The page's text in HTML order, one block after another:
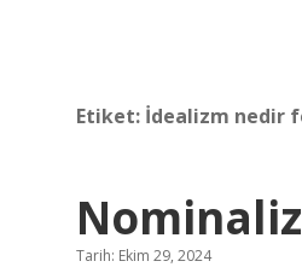
Etiket: İdealizm nedir
Tarih: Ekim 29, 2024